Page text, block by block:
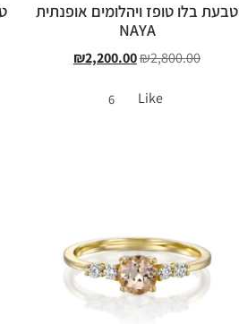
טבעת בלו טופז ויהלומים אופנתית
NAYA
₪2,800.00
₪2,200.00
Like
6